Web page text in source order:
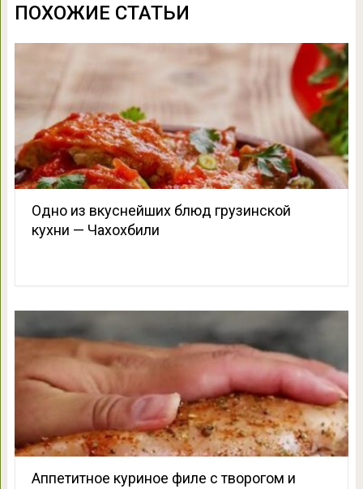
ПОХОЖИЕ СТАТЬИ
Одно из вкуснейших блюд грузинской
кухни — Чахохбили
Аппетитное куриное филе с творогом и